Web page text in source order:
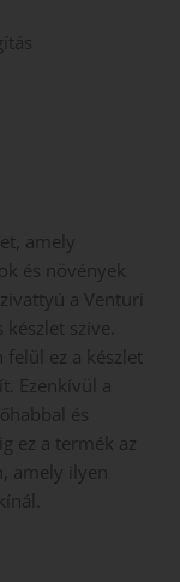
amely
és növények
a Venturi
szíve.
ez a készlet
Ezenkívül a
és
ez a termék az
amely ilyen